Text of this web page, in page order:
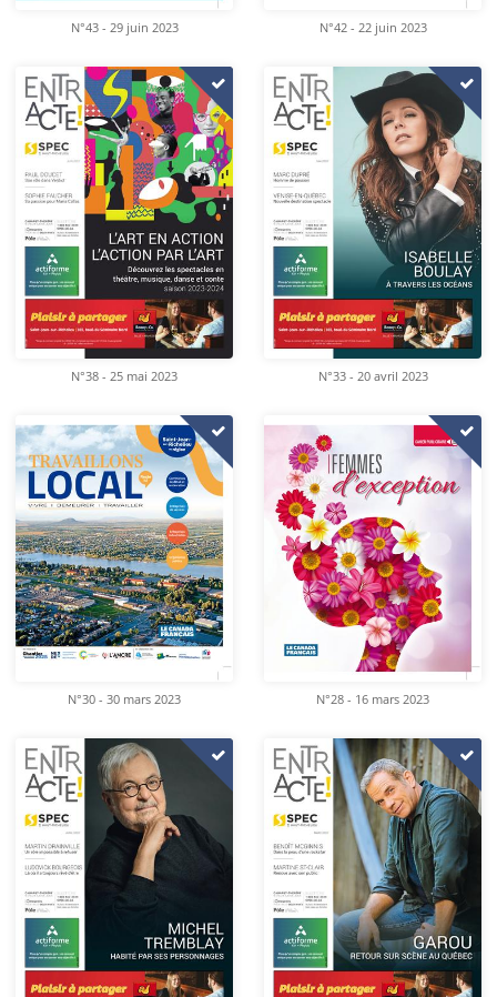
N°43 - 29 juin 2023 N°42 - 22 juin 2023
N°38 - 25 mai 2023 N°33 - 20 avril 2023
N°30 - 30 mars 2023 N°28 - 16 mars 2023